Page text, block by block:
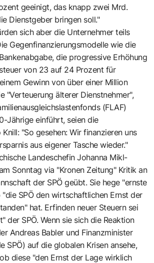
geeinigt, das knapp zwei Mrd.
Dienstgeber bringen soll."
sich aber die Unternehmer teils
Gegenfinanzierungsmodelle wie die
die progressive Erhöhung
von 23 auf 24 Prozent für
Gewinn von über einer Million
"Verteuerung älterer Dienstnehmer",
(FLAF)
Jährige einführt, seien die
"So gesehen: Wir finanzieren uns
aus eigener Tasche wieder."
Landeschefin Johanna Mikl-
Sonntag via "Kronen Zeitung" Kritik an
der SPÖ geübt. Sie hege "ernste
SPÖ den wirtschaftlichen Ernst der
hat. Erfinden neuer Steuern sei
der SPÖ. Wenn sie sich die Reaktion
Andreas Babler und Finanzminister
SPÖ) auf die globalen Krisen ansehe,
diese "den Ernst der Lage wirklich